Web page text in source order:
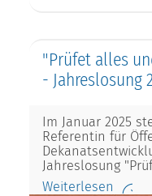
"Prüfet alles
- Jahreslosung
Im Januar 2025
Referentin für
Jahreslosung
Weiterlesen